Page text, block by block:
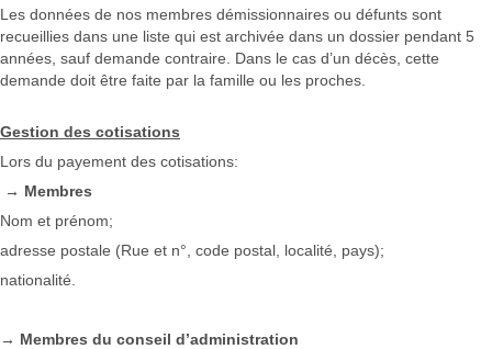
Les données de nos membres démissionnaires ou défunts sont
recueillies dans une liste qui est archivée dans un dossier pendant 5
années, sauf demande contraire. Dans le cas d’un décès, cette
demande doit être faite par la famille ou les proches.
Gestion des cotisations
Lors du payement des cotisations:
→ Membres
Nom et prénom;
adresse postale (Rue et n°, code postal, localité, pays);
nationalité.
→ Membres du conseil d’administration